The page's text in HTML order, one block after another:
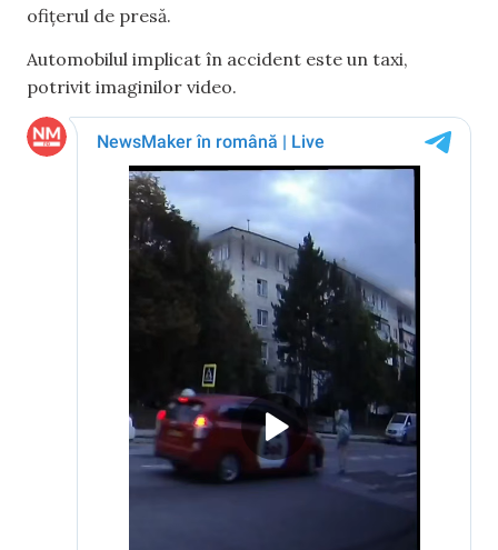
ofițerul de presă.
Automobilul implicat în accident este un taxi,
potrivit imaginilor video.